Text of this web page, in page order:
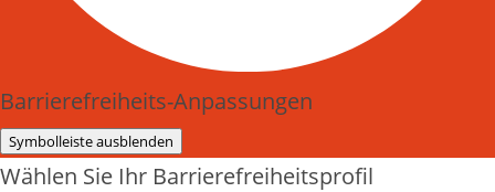
Barrierefreiheits-Anpassungen
Symbolleiste ausblenden
Wählen Sie Ihr Barrierefreiheitsprofil